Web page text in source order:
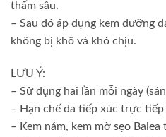
thấm sâu.
– Sau đó áp dụng kem dưỡng
không bị khô và khó chịu.
LƯU Ý:
– Sử dụng hai lần mỗi ngày
– Hạn chế da tiếp xúc trực tiếp
– Kem nám, kem mờ sẹo